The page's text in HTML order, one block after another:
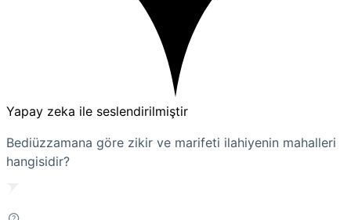
Yapay zeka ile seslendirilmiştir
Bediüzzamana göre zikir ve marifeti ilahiyenin mahalleri
hangisidir?